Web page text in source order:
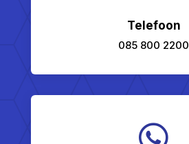
Telefoon
085 800 2200